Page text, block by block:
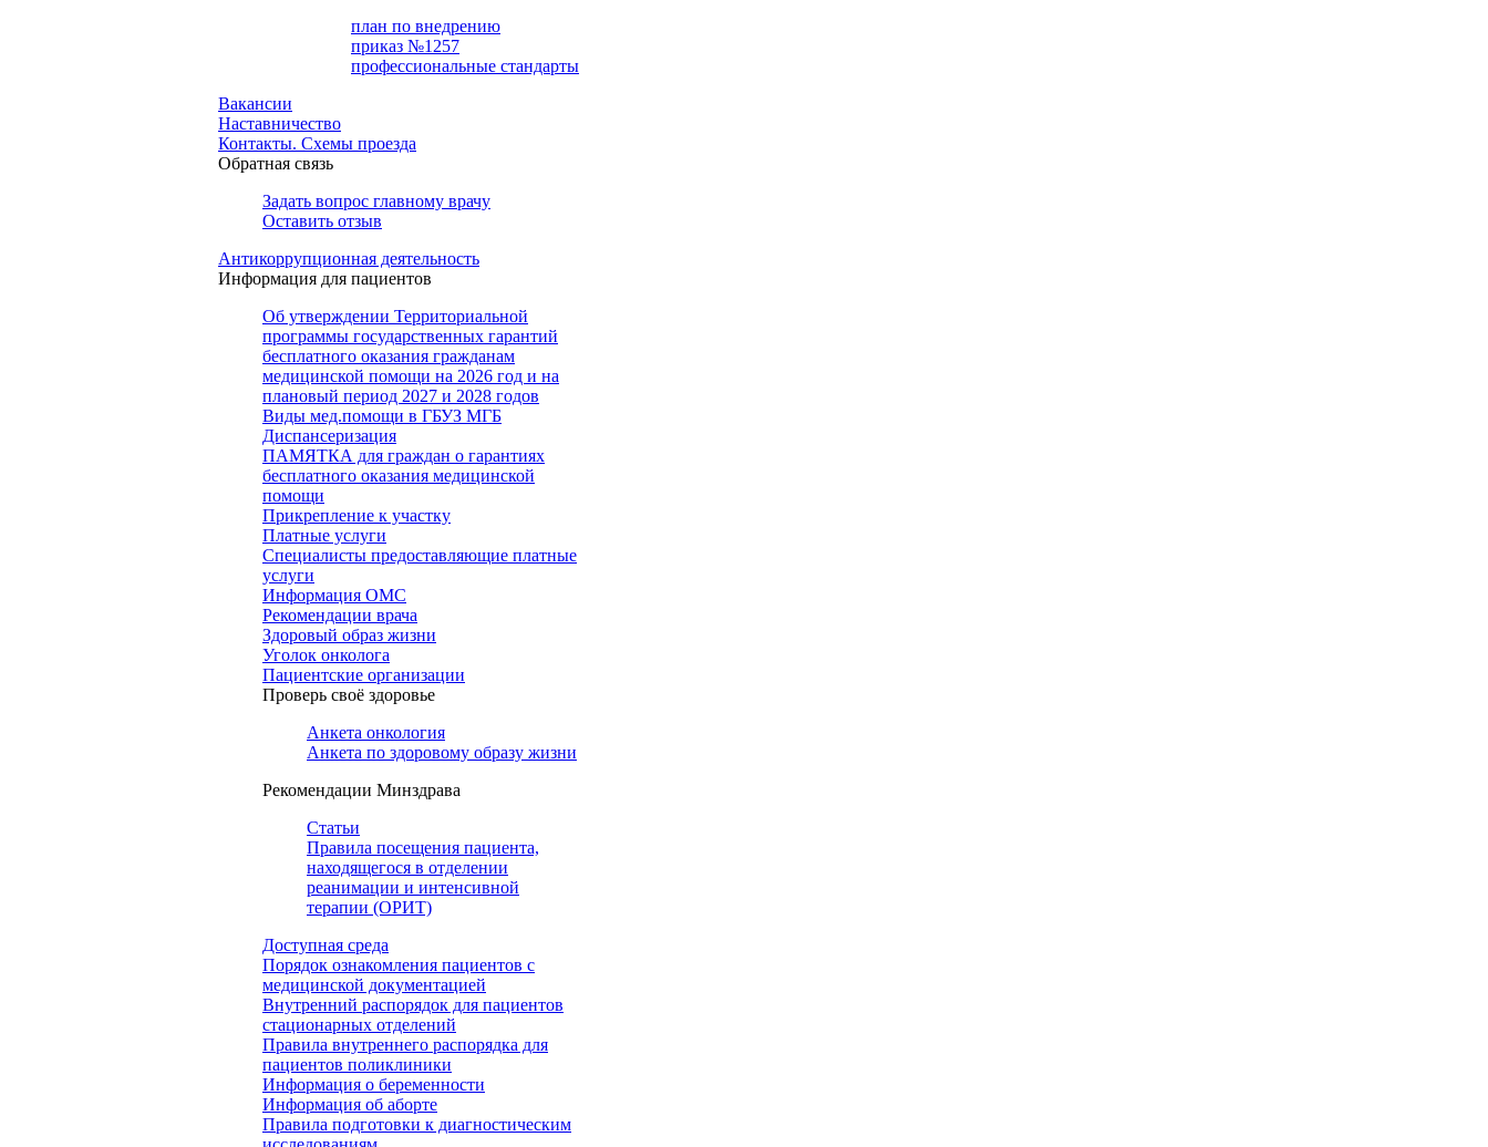
план по внедрению
приказ №1257
профессиональные стандарты
Вакансии
Наставничество
Контакты. Схемы проезда
Обратная связь
Задать вопрос главному врачу
Оставить отзыв
Антикоррупционная деятельность
Информация для пациентов
Об утверждении Территориальной
программы государственных гарантий
бесплатного оказания гражданам
медицинской помощи на 2026 год и на
плановый период 2027 и 2028 годов
Виды мед.помощи в ГБУЗ МГБ
Диспансеризация
ПАМЯТКА для граждан о гарантиях
бесплатного оказания медицинской
помощи
Прикрепление к участку
Платные услуги
Специалисты предоставляющие платные
услуги
Информация ОМС
Рекомендации врача
Здоровый образ жизни
Уголок онколога
Пациентские организации
Проверь своё здоровье
Анкета онкология
Анкета по здоровому образу жизни
Рекомендации Минздрава
Статьи
Правила посещения пациента,
находящегося в отделении
реанимации и интенсивной
терапии (ОРИТ)
Доступная среда
Порядок ознакомления пациентов с
медицинской документацией
Внутренний распорядок для пациентов
стационарных отделений
Правила внутреннего распорядка для
пациентов поликлиники
Информация о беременности
Информация об аборте
Правила подготовки к диагностическим